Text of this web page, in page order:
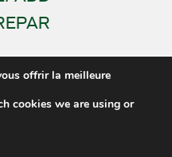
offrir la meilleure
cookies we are using or